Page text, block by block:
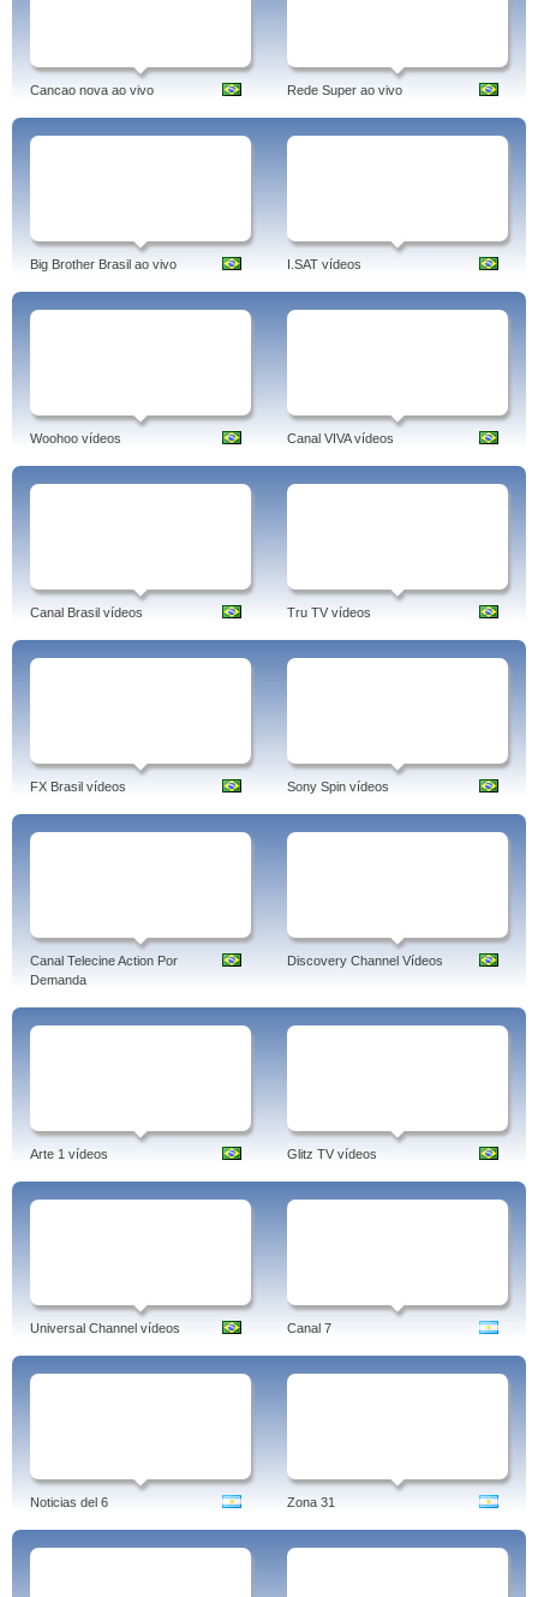
Cancao nova ao vivo Rede Super ao vivo
Big Brother Brasil ao vivo I.SAT vídeos
Woohoo vídeos Canal VIVA vídeos
Canal Brasil vídeos Tru TV vídeos
FX Brasil vídeos Sony Spin vídeos
Canal Telecine Action Por
Demanda
Discovery Channel Vídeos
Arte 1 vídeos Glitz TV vídeos
Universal Channel vídeos Canal 7
Noticias del 6 Zona 31